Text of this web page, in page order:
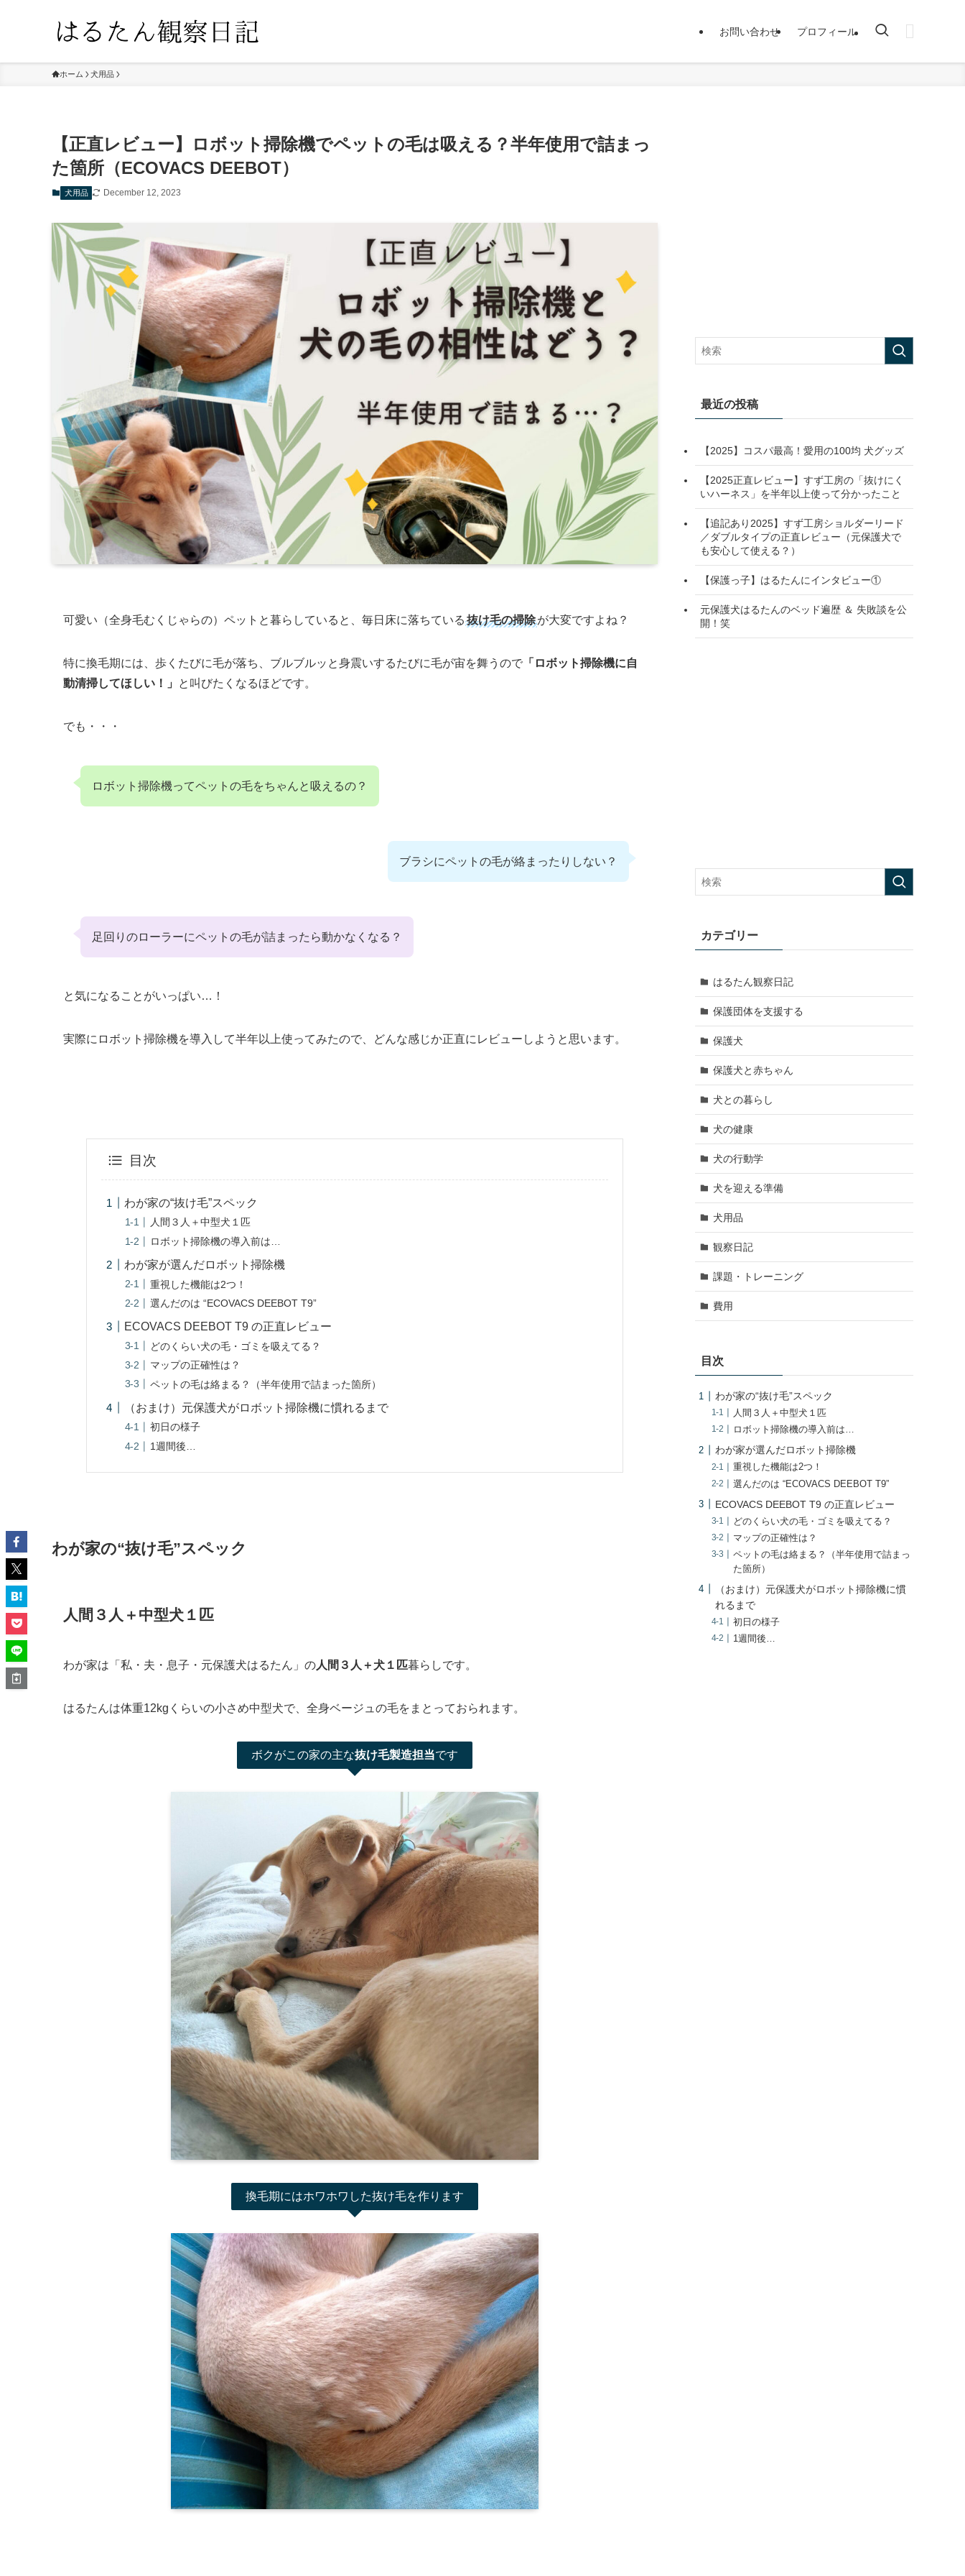
お問い合わせ プロフィール
ホーム 犬用品
【正直レビュー】ロボット掃除機でペットの毛は吸える？半年使用で詰まっ
た箇所（ECOVACS DEEBOT）
犬用品 December 12, 2023
可愛い（全身毛むくじゃらの）ペットと暮らしていると、毎日床に落ちている 抜け毛の掃除が大変ですよね？
特に換毛期には、歩くたびに毛が落ち、ブルブルッと身震いするたびに毛が宙を舞うので 「ロボット掃除機に自
動清掃してほしい！」
と叫びたくなるほどです。
でも・・・
ロボット掃除機ってペットの毛をちゃんと吸えるの？
ブラシにペットの毛が絡まったりしない？
足回りのローラーにペットの毛が詰まったら動かなくなる？
と気になることがいっぱい…！
実際にロボット掃除機を導入して半年以上使ってみたので、どんな感じか正直にレビューしようと思います。
目次
わが家の“抜け毛”スペック
人間３人＋中型犬１匹
ロボット掃除機の導入前は…
わが家が選んだロボット掃除機
重視した機能は2つ！
選んだのは “ECOVACS DEEBOT T9”
ECOVACS DEEBOT T9 の正直レビュー
どのくらい犬の毛・ゴミを吸えてる？
マップの正確性は？
ペットの毛は絡まる？（半年使用で詰まった箇所）
（おまけ）元保護犬がロボット掃除機に慣れるまで
初日の様子
1週間後…
わが家の“抜け毛”スペック
人間３人＋中型犬１匹
わが家は「私・夫・息子・元保護犬はるたん」の人間３人＋犬１匹暮らしです。
はるたんは体重12kgくらいの小さめ中型犬で、全身ベージュの毛をまとっておられます。
ボクがこの家の主な抜け毛製造担当です
換毛期にはホワホワした抜け毛を作ります
最近の投稿
【2025】コスパ最高！愛用の100均 犬グッズ
【2025正直レビュー】すず工房の「抜けにく
いハーネス」を半年以上使って分かったこと
【追記あり2025】すず工房ショルダーリード
／ダブルタイプの正直レビュー（元保護犬で
も安心して使える？）
【保護っ子】はるたんにインタビュー①
元保護犬はるたんのベッド遍歴 ＆ 失敗談を公
開！笑
カテゴリー
はるたん観察日記
保護団体を支援する
保護犬
保護犬と赤ちゃん
犬との暮らし
犬の健康
犬の行動学
犬を迎える準備
犬用品
観察日記
課題・トレーニング
費用
目次
わが家の“抜け毛”スペック
人間３人＋中型犬１匹
ロボット掃除機の導入前は…
わが家が選んだロボット掃除機
重視した機能は2つ！
選んだのは “ECOVACS DEEBOT T9”
ECOVACS DEEBOT T9 の正直レビュー
どのくらい犬の毛・ゴミを吸えてる？
マップの正確性は？
ペットの毛は絡まる？（半年使用で詰まっ
た箇所）
（おまけ）元保護犬がロボット掃除機に慣
れるまで
初日の様子
1週間後…